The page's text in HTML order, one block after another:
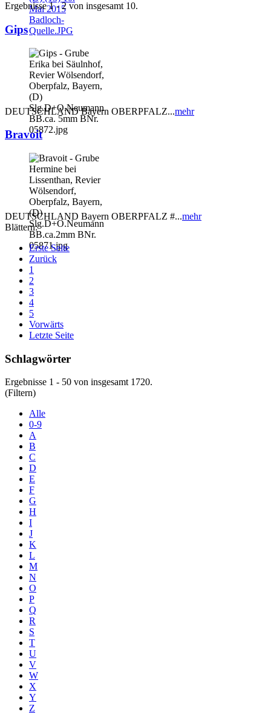
Ergebnisse 1 - 2 von insgesamt 10.
Gips
DEUTSCHLAND Bayern OBERPFALZ...mehr
Bravoit
DEUTSCHLAND Bayern OBERPFALZ #...mehr
Blättern:
Erste Seite
Zurück
1
2
3
4
5
Vorwärts
Letzte Seite
Schlagwörter
Ergebnisse 1 - 50 von insgesamt 1720.
(Filtern)
Alle
0-9
A
B
C
D
E
F
G
H
I
J
K
L
M
N
O
P
Q
R
S
T
U
V
W
X
Y
Z